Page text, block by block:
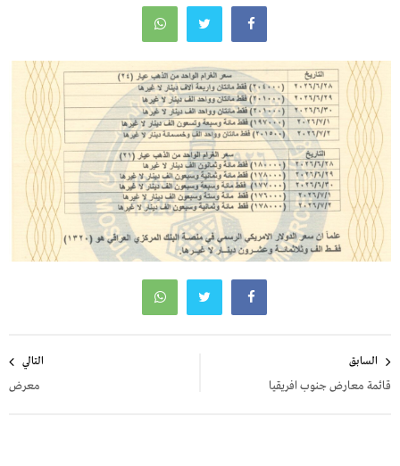
المقالات
السابق
قائمة معارض جنوب افريقيا
التالي
معرض